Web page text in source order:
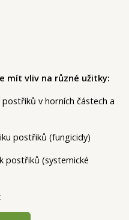
mít vliv na různé užitky:
v horních částech a
postřiků (fungicidy)
postřiků (systemické